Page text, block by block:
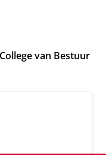
van Bestuur